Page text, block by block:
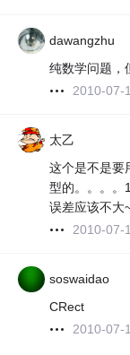
dawangzhu
纯数学问题，
2010-07-
太乙
这个是不是要
型的。。。。
误差应该不大
2010-07-
soswaidao
CRect
2010-07-